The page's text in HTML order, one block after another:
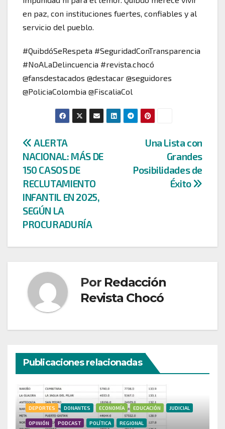
en paz, con instituciones fuertes, confiables y al
servicio del pueblo.
#QuibdóSeRespeta #SeguridadConTransparencia
#NoALaDelincuencia #revista.chocó
@fansdestacados @destacar @seguidores
@PoliciaColombia @FiscaliaCol
Navegación
de
entradas
Una Lista con
Grandes
Posibilidades de
Éxito
ALERTA
NACIONAL: MÁS DE
150 CASOS DE
RECLUTAMIENTO
INFANTIL EN 2025,
SEGÚN LA
PROCURADURÍA
Por Redacción
Revista Chocó
Publicaciones relacionadas
DEPORTES DONANTES ECONOMÍA EDUCACIÓN JUDICIAL
OPINIÓN PODCAST POLÍTICA REGIONAL